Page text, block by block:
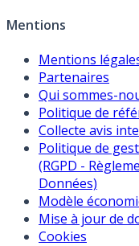
Mentions
Mentions
Partenaires
Qui sommes-
Politique de
Collecte avis
Politique de
(RGPD -
Données)
Modèle
Mise à jour de
Cookies